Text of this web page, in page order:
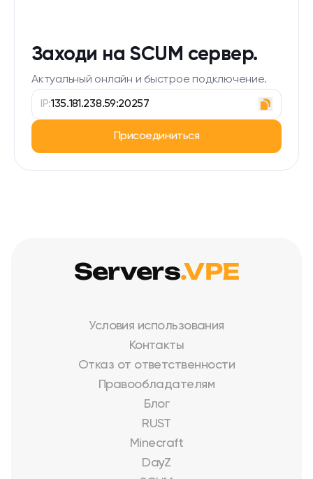
Заходи на SCUM сервер.
Актуальный онлайн и быстрое подключение.
IP:135.181.238.59:20257
Присоединиться
Условия использования
Контакты
Отказ от ответственности
Правообладателям
Блог
RUST
Minecraft
DayZ
Servers.VPE